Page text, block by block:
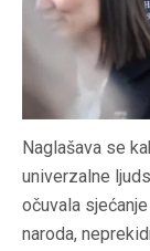
Naglašava se
univerzalne
očuvala
naroda,